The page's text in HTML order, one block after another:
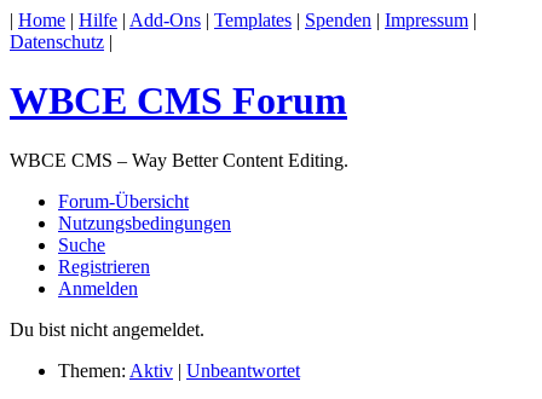
| Home | Hilfe | Add-Ons | Templates | Spenden | Impressum |
Datenschutz |
WBCE CMS Forum
WBCE CMS – Way Better Content Editing.
Forum-Übersicht
Nutzungsbedingungen
Suche
Registrieren
Anmelden
Du bist nicht angemeldet.
Themen: Aktiv | Unbeantwortet